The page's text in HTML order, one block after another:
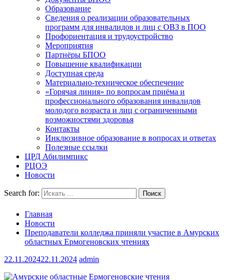
Образование
Сведения о реализации образовательных
программ для инвалидов и лиц с ОВЗ в ПОО
Профориентация и трудоустройство
Мероприятия
Партнёры БПОО
Повышение квалификации
Доступная среда
Материально-техническое обеспечение
«Горячая линия» по вопросам приёма и
профессионального образования инвалидов
молодого возраста и лиц с ограниченными
возможностями здоровья
Контакты
Инклюзивное образование в вопросах и ответах
Полезные ссылки
ЦРД Абилимпикс
РЦОЭ
Новости
Search for:
Главная
Новости
Преподаватели колледжа приняли участие в Амурских
областных Ермогеновских чтениях
22.11.202422.11.2024 admin